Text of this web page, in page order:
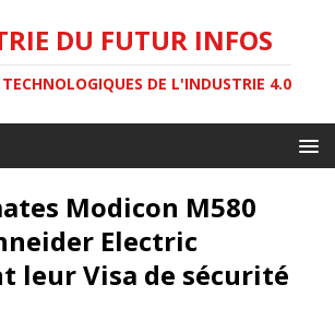
DU FUTUR INFOS
TECHNOLOGIQUES DE L'INDUSTRIE 4.0
Modicon M580
Electric
leur Visa de sécurité